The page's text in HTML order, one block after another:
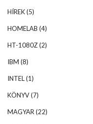
HÍREK(5)
HOMELAB (4)
HT-1080Z(2)
IBM (8)
INTEL(1)
KÖNYV(7)
MAGYAR(22)